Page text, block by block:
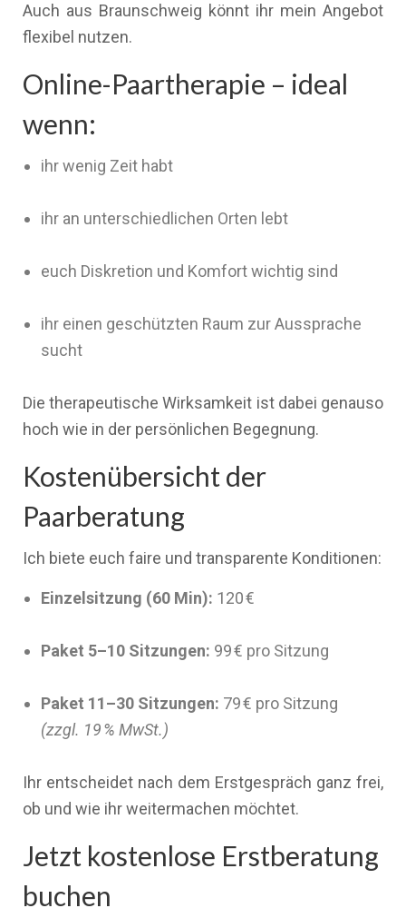
Auch aus Braunschweig könnt ihr mein Angebot
flexibel nutzen.
Online-Paartherapie – ideal
wenn:
ihr wenig Zeit habt
ihr an unterschiedlichen Orten lebt
euch Diskretion und Komfort wichtig sind
ihr einen geschützten Raum zur Aussprache
sucht
Die therapeutische Wirksamkeit ist dabei genauso
hoch wie in der persönlichen Begegnung.
Kostenübersicht der
Paarberatung
Ich biete euch faire und transparente Konditionen:
Einzelsitzung (60 Min): 120 €
Paket 5–10 Sitzungen: 99 € pro Sitzung
Paket 11–30 Sitzungen: 79 € pro Sitzung
(zzgl. 19 % MwSt.)
Ihr entscheidet nach dem Erstgespräch ganz frei,
ob und wie ihr weitermachen möchtet.
Jetzt kostenlose Erstberatung
buchen